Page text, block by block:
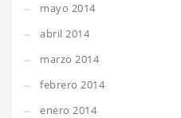
mayo 2014
abril 2014
marzo 2014
febrero 2014
enero 2014